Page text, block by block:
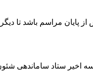
مراسم باشد تا دیگر
شناسنامه دار استان را ۲ هزار و ۱۲۸ هیات عنوان کرد و گفت :